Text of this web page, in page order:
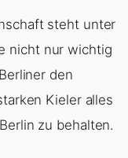
steht unter
nicht nur wichtig
den
Kieler alles
zu behalten.